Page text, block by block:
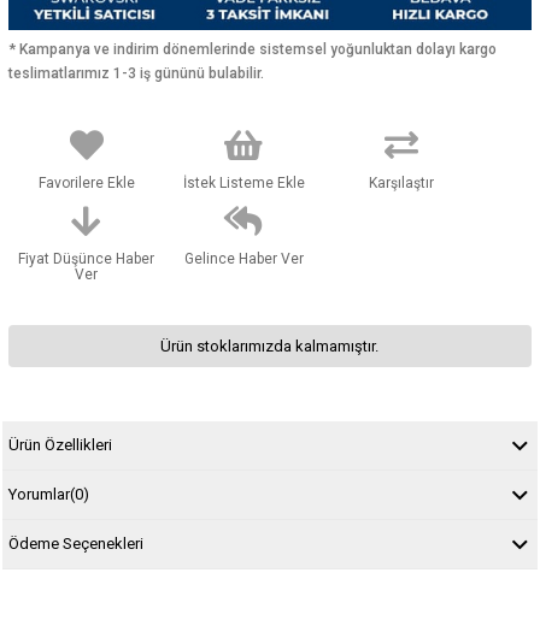
* Kampanya ve indirim dönemlerinde sistemsel yoğunluktan dolayı kargo
teslimatlarımız 1-3 iş gününü bulabilir.
Favorilere Ekle İstek Listeme Ekle Karşılaştır
Fiyat Düşünce Haber
Ver
Gelince Haber Ver
Ürün stoklarımızda kalmamıştır.
Ürün Özellikleri
Yorumlar(0)
Ödeme Seçenekleri